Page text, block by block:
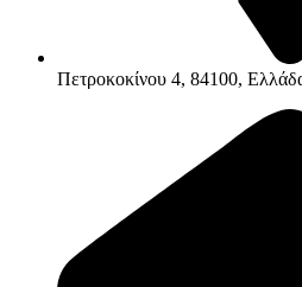
Πετροκοκίνου 4, 84100,